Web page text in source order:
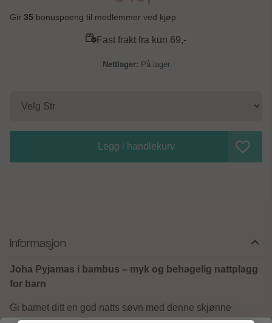
Gir 35 bonuspoeng til medlemmer ved kjøp
Fast frakt fra kun 69,-
På lager
Legg i handlekurv
Informasjon
Joha Pyjamas i bambus – myk og behagelig nattplagg
for barn
Gi barnet ditt en god natts søvn med denne skjønne